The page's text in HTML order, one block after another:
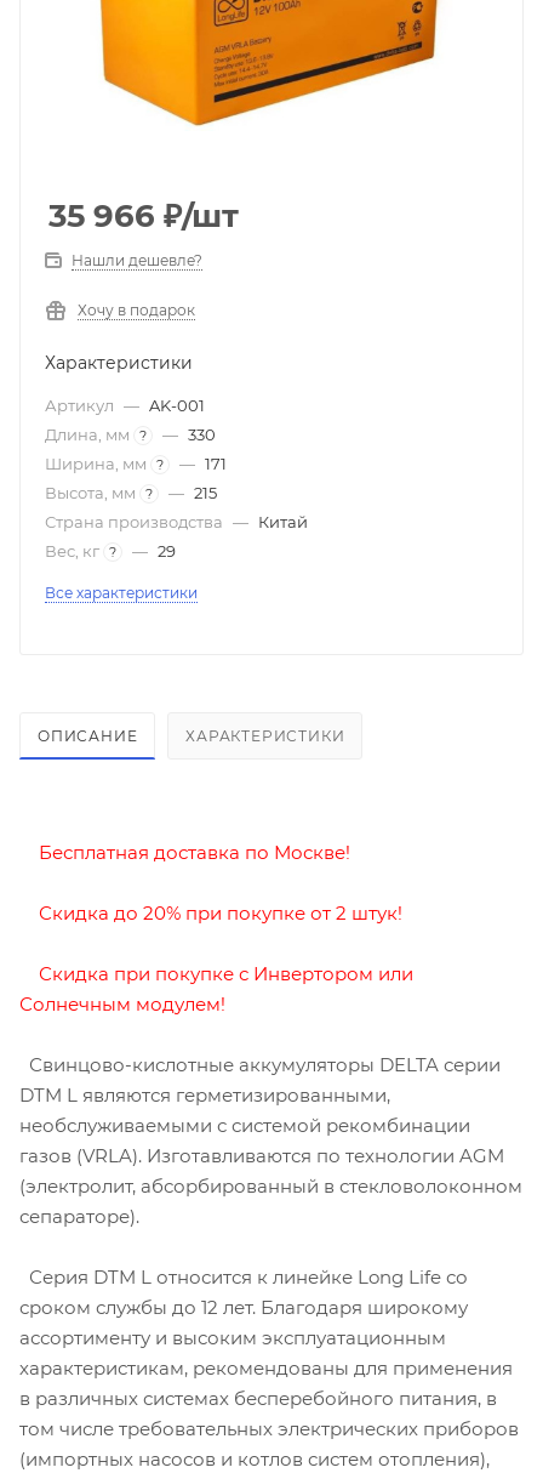
35 966 ₽/шт
Нашли дешевле?
Хочу в подарок
Характеристики
Артикул — AK-001
Длина, мм
? — 330
Ширина, мм
? — 171
Высота, мм
? — 215
Страна производства — Китай
Вес, кг ? — 29
Все характеристики
ОПИСАНИЕ ХАРАКТЕРИСТИКИ
Бесплатная доставка по Москве!
Скидка до 20% при покупке от 2 штук!
Скидка при покупке с Инвертором или
Солнечным модулем!
Свинцово-кислотные аккумуляторы DELTA серии
DTM L являются герметизированными,
необслуживаемыми с системой рекомбинации
газов (VRLA). Изготавливаются по технологии AGM
(электролит, абсорбированный в стекловолоконном
сепараторе).
Серия DTM L относится к линейке Long Life со
сроком службы до 12 лет. Благодаря широкому
ассортименту и высоким эксплуатационным
характеристикам, рекомендованы для применения
в различных системах бесперебойного питания, в
том числе требовательных электрических приборов
(импортных насосов и котлов систем отопления),